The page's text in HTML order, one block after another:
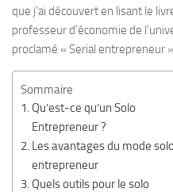
que j’ai découvert en lisant le
professeur d’économie de
proclamé « Serial entrepreneur »
Sommaire
Qu’est-ce qu’un Solo
Entrepreneur ?
Les avantages du mode
entrepreneur
Quels outils pour le solo